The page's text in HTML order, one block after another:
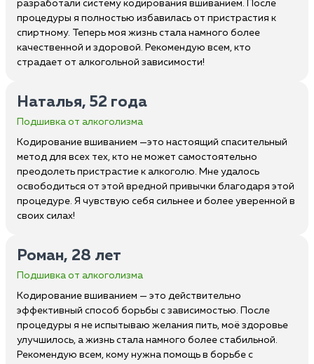
разработали систему кодирования вшиванием. После
процедуры я полностью избавилась от пристрастия к
спиртному. Теперь моя жизнь стала намного более
качественной и здоровой. Рекомендую всем, кто
страдает от алкогольной зависимости!
Наталья, 52 года
Подшивка от алкоголизма
Кодирование вшиванием —это настоящий спасительный
метод для всех тех, кто не может самостоятельно
преодолеть пристрастие к алкоголю. Мне удалось
освободиться от этой вредной привычки благодаря этой
процедуре. Я чувствую себя сильнее и более уверенной в
своих силах!
Роман, 28 лет
Подшивка от алкоголизма
Кодирование вшиванием — это действительно
эффективный способ борьбы с зависимостью. После
процедуры я не испытываю желания пить, моё здоровье
улучшилось, а жизнь стала намного более стабильной.
Рекомендую всем, кому нужна помощь в борьбе с